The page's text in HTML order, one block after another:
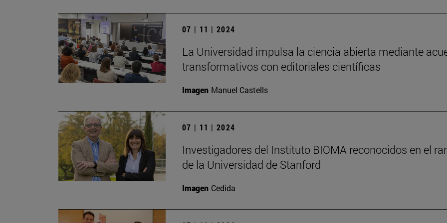
07 | 11 | 2024
La Universidad impulsa la ciencia abierta mediante
transformativos con editoriales científicas
Imagen Manuel Castells
07 | 11 | 2024
Investigadores del Instituto BIOMA reconocidos en el
de la Universidad de Stanford
Imagen Cedida